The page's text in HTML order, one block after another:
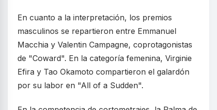
En cuanto a la interpretación, los premios
masculinos se repartieron entre Emmanuel
Macchia y Valentin Campagne, coprotagonistas
de "Coward". En la categoría femenina, Virginie
Efira y Tao Okamoto compartieron el galardón
por su labor en "All of a Sudden".